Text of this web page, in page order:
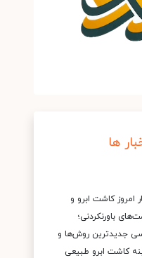
ها
امروز کاشت ابرو و
باورنکردنی؛
جدیدترین روش‌ها و
کاشت ابرو طبیعی